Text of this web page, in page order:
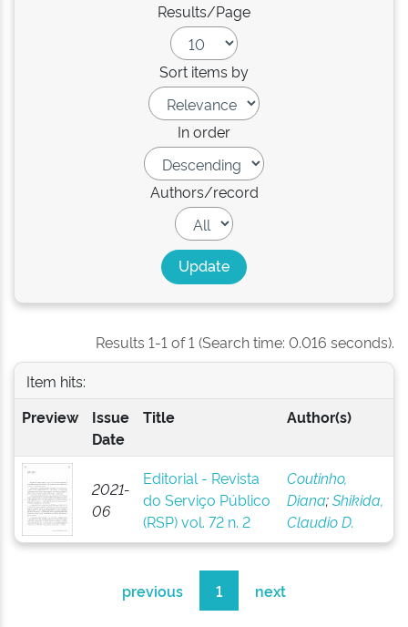
Results/Page
Sort items by
In order
Authors/record
Results 1-1 of 1 (Search time: 0.016 seconds).
Item hits:
Preview
Issue
Date
Title Author(s)
2021-
06
Editorial - Revista
do Serviço Público
(RSP) vol. 72 n. 2
Coutinho,
Diana;Shikida,
Claudio D.
previous 1 next